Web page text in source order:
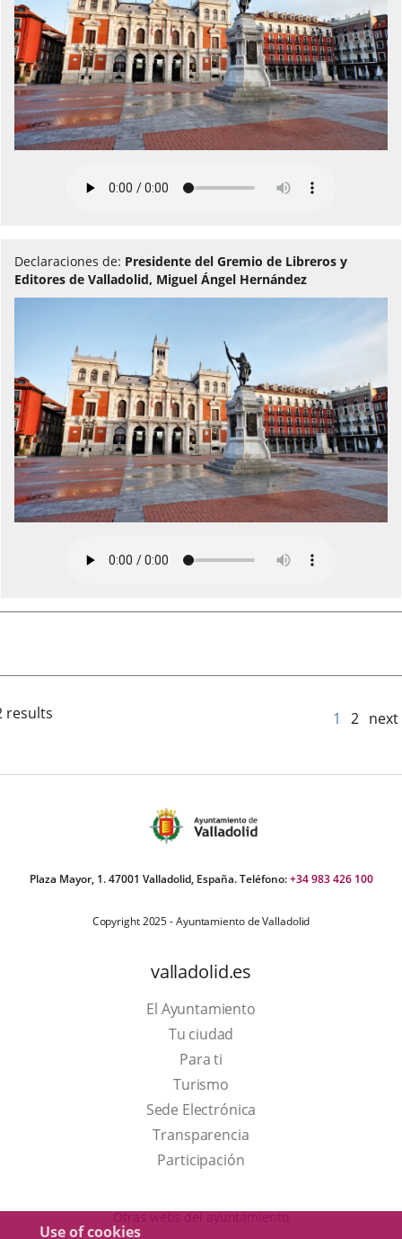
Use of cookies
Declaraciones de: Presidente del Gremio de Libreros y
Editores de Valladolid, Miguel Ángel Hernández
results 1 2 next
Plaza Mayor, 1. 47001 Valladolid, España. Teléfono:+34 983 426 100
Copyright 2025 - Ayuntamiento de Valladolid
valladolid.es
El Ayuntamiento
Tu ciudad
Para ti
TurismoThis
link
will
open
a
Sede Electrónica
Transparencia
Participación
Otras webs del ayuntamiento